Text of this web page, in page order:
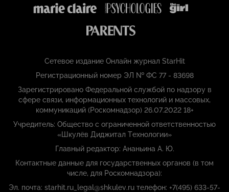
Сетевое издание Онлайн журнал StarHit
Регистрационный номер ЭЛ № ФС 77 - 83698
Зарегистрировано Федеральной службой по надзору в
сфере связи, информационных технологий и массовых,
коммуникаций (Роскомнадзор) 26.07.2022 18+
Учредитель: Общество с ограниченной ответственностью
«Шкулёв Диджитал Технологии»
Главный редактор: Ананьина А. Ю.
Контактные данные для государственных органов (в том
числе, для Роскомнадзора):
Эл. почта: starhit.ru_legal@shkulev.ru телефон: +7(495) 633-57-